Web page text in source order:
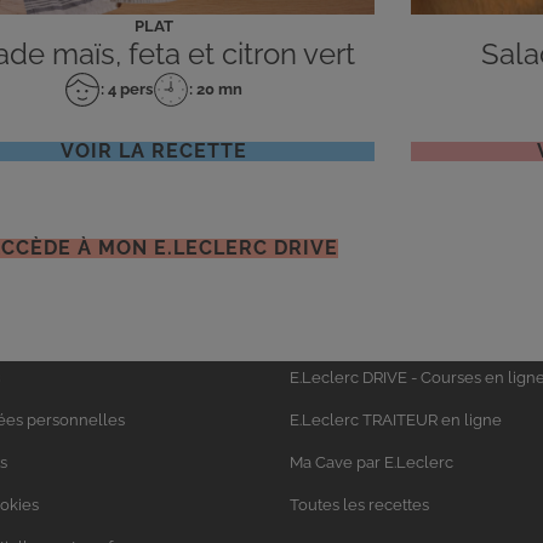
PLAT
maïs, feta et citron vert
Nombre
personnes
: 4 pers
Temps
préparation
: 20 mn
VOIR LA RECETTE
À MON E.LECLERC DRIVE
personnelles
Univers
Leclerc
E.Leclerc DRIVE - Courses en ligne
E.Leclerc TRAITEUR en ligne
Ma Cave par E.Leclerc
Toutes les recettes